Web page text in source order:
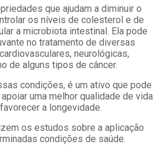
que ajudam a diminuir o
os níveis de colesterol e de
a microbiota intestinal. Ela pode
no tratamento de diversas
neurológicas,
de alguns tipos de câncer.
condições, é um ativo que pode
uma melhor qualidade de vida
a longevidade.
os estudos sobre a aplicação
condições de saúde.